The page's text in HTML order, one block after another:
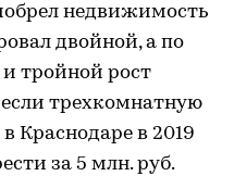
недвижимость
двойной, а по
тройной рост
трехкомнатную
Краснодаре в 2019
за 5 млн. руб.